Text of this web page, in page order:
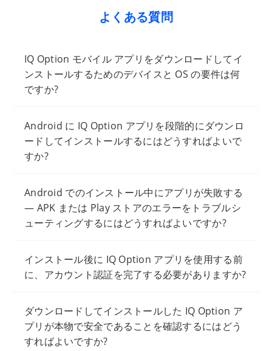
よくある質問
IQ Option モバイル アプリをダウンロードしてイ
ンストールするためのデバイスと OS の要件は何
ですか?
Android に IQ Option アプリを段階的にダウンロ
ードしてインストールするにはどうすればよいで
すか?
Android でのインストール中にアプリが失敗する
— APK または Play ストアのエラーをトラブルシ
ューティングするにはどうすればよいですか?
インストール後に IQ Option アプリを使用する前
に、アカウント認証を完了する必要がありますか?
ダウンロードしてインストールした IQ Option ア
プリが本物で安全であることを確認するにはどう
すればよいですか?